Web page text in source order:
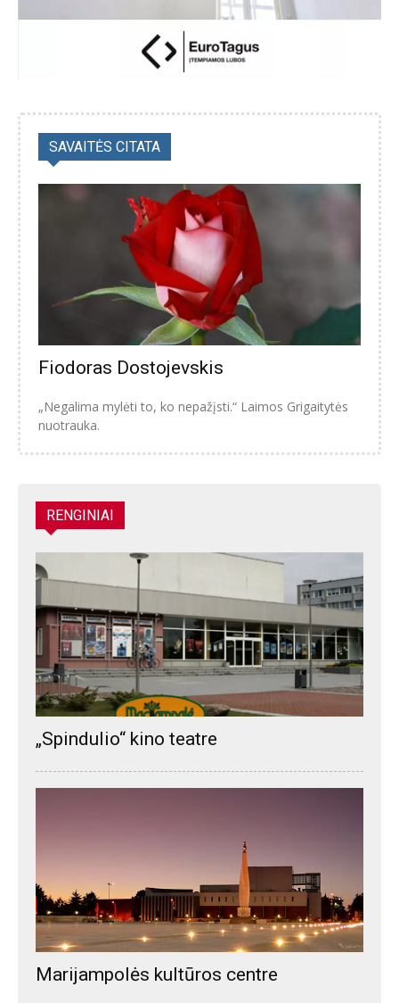
SAVAITĖS CITATA
Fiodoras Dostojevskis
„Negalima mylėti to, ko nepažįsti.“ Laimos Grigaitytės
nuotrauka.
RENGINIAI
„Spindulio“ kino teatre
Marijampolės kultūros centre